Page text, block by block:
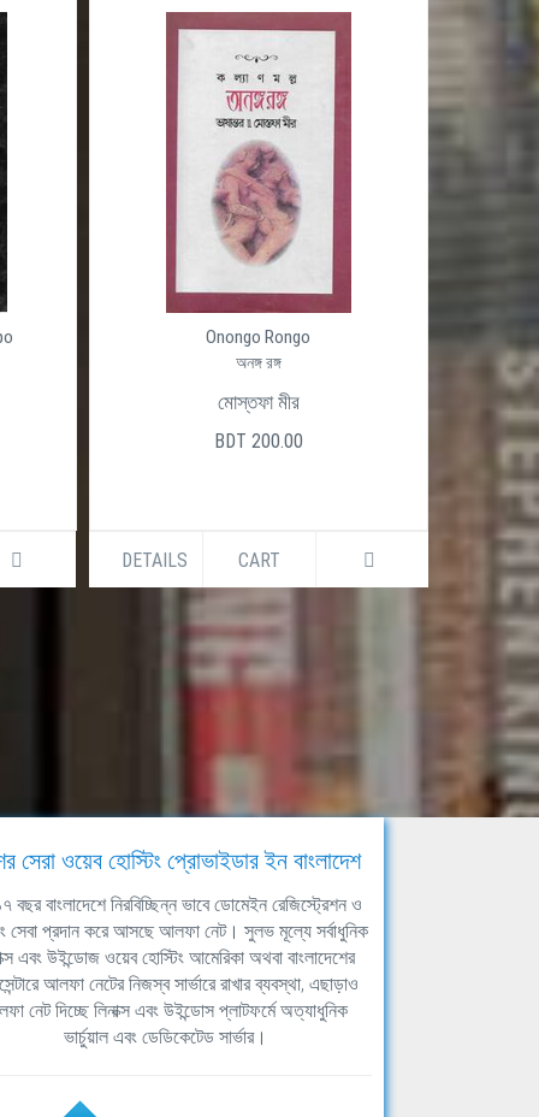
Onongo Rongo
অনঙ্গ রঙ্গ
মোস্তফা মীর
BDT 200.00
DETAILS CART DETAILS
সেরা ওয়েব হোস্টিং প্রোভাইডার ইন বাংলাদেশ
বছর বাংলাদেশে নিরবিচ্ছিন্ন ভাবে ডোমেইন রেজিস্ট্রেশন ও
সেবা প্রদান করে আসছে আলফা নেট। সুলভ মূল্যে সর্বাধুনিক
এবং উইন্ডোজ ওয়েব হোস্টিং আমেরিকা অথবা বাংলাদেশের
আলফা নেটের নিজস্ব সার্ভারে রাখার ব্যবস্থা, এছাড়াও
নেট দিচ্ছে লিনাক্স এবং উইন্ডোস প্লাটফর্মে অত্যাধুনিক
ভার্চুয়াল এবং ডেডিকেটেড সার্ভার।